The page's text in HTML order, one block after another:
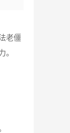
老僵
。